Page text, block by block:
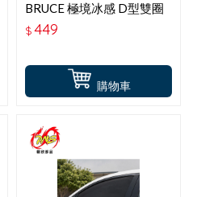
購物車
BRUCE 極境冰感 D型雙圈
遮陽L-145x80CM
$449